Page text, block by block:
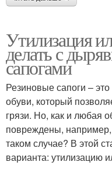
Утилизация
делать с
сапогами
Резиновые сапоги –
обуви, который
грязи. Но, как и любая
повреждены, например,
таком случае? В этой
варианта: утилизацию